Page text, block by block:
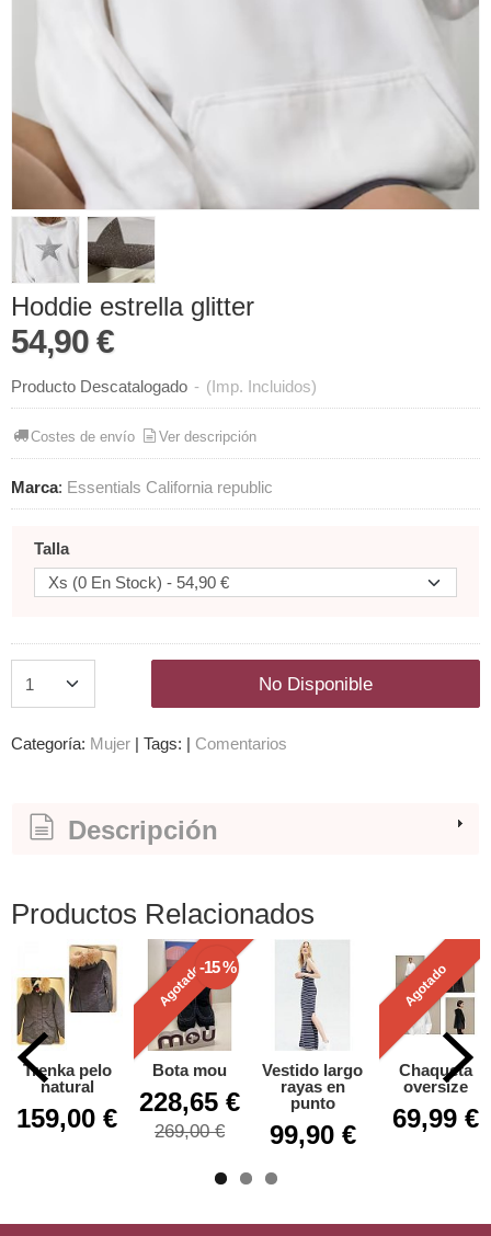
Hoddie estrella glitter
54,90 €
Producto Descatalogado - (Imp. Incluidos)
Costes de envío Ver descripción
Marca: Essentials California republic
Talla
No Disponible
Categoría: Mujer | Tags: | Comentarios
Descripción
Productos Relacionados
Trenka pelo
natural
159,00 €
Agotado-15 %
Bota mou
228,65 €
269,00 €
Vestido largo
rayas en
punto
99,90 €
Agotado
Chaqueta
oversize
69,99 €